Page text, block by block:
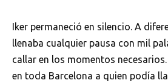
Iker permaneció en silencio. A
llenaba cualquier pausa con mil
callar en los momentos
en toda Barcelona a quien podía